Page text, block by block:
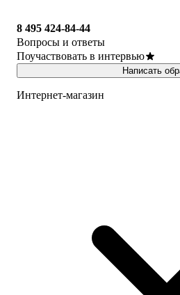
8 495 424-84-44
Вопросы и ответы
Поучаствовать в интервью
Написать
Интернет-магазин